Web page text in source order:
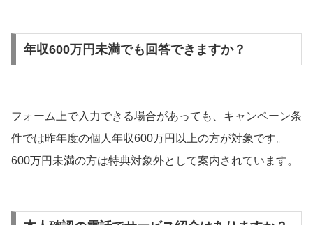
年収600万円未満でも回答できますか？
フォーム上で入力できる場合があっても、キャンペーン条
件では昨年度の個人年収600万円以上の方が対象です。
600万円未満の方は特典対象外として案内されています。